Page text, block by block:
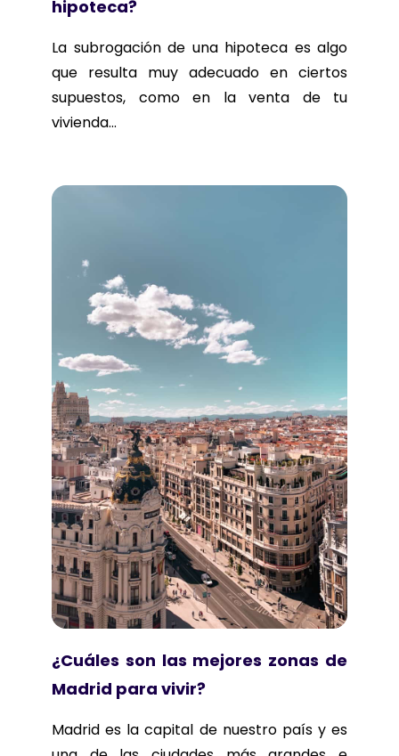
hipoteca?
La subrogación de una hipoteca es algo
que resulta muy adecuado en ciertos
supuestos, como en la venta de tu
vivienda...
¿Cuáles son las mejores zonas de
Madrid para vivir?
Madrid es la capital de nuestro país y es